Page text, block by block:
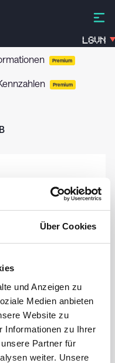
Über Cookies
und Anzeigen zu
Medien anbieten
Website zu
Informationen zu Ihrer
Partner für
weiter. Unsere
LGVN
Premium
Premium